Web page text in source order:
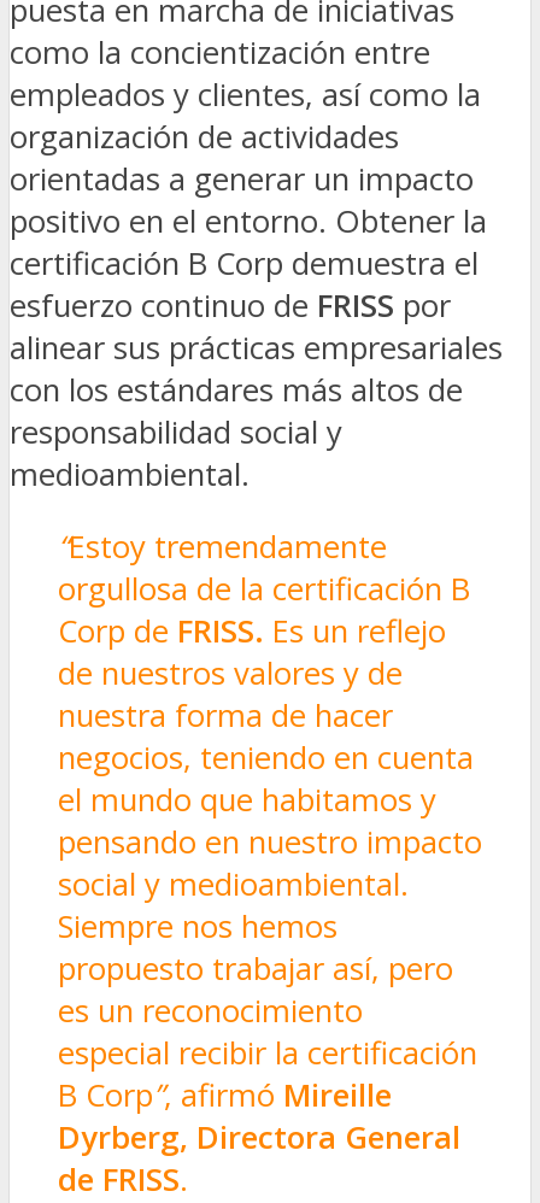
puesta en marcha de iniciativas
como la concientización entre
empleados y clientes, así como la
organización de actividades
orientadas a generar un impacto
positivo en el entorno. Obtener la
certificación B Corp demuestra el
esfuerzo continuo de FRISS por
alinear sus prácticas empresariales
con los estándares más altos de
responsabilidad social y
medioambiental.
“Estoy tremendamente
orgullosa de la certificación B
Corp de FRISS. Es un reflejo
de nuestros valores y de
nuestra forma de hacer
negocios, teniendo en cuenta
el mundo que habitamos y
pensando en nuestro impacto
social y medioambiental.
Siempre nos hemos
propuesto trabajar así, pero
es un reconocimiento
especial recibir la certificación
B Corp”, afirmó Mireille
Dyrberg, Directora General
de FRISS.